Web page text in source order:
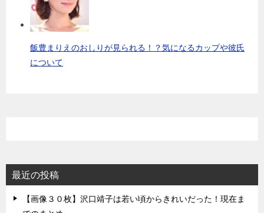
飯豊まりえのおしりが見られる！？気になるカップや彼氏
について
最近の投稿
【画像３０枚】沢口靖子は若い頃からきれいだった！現在ま